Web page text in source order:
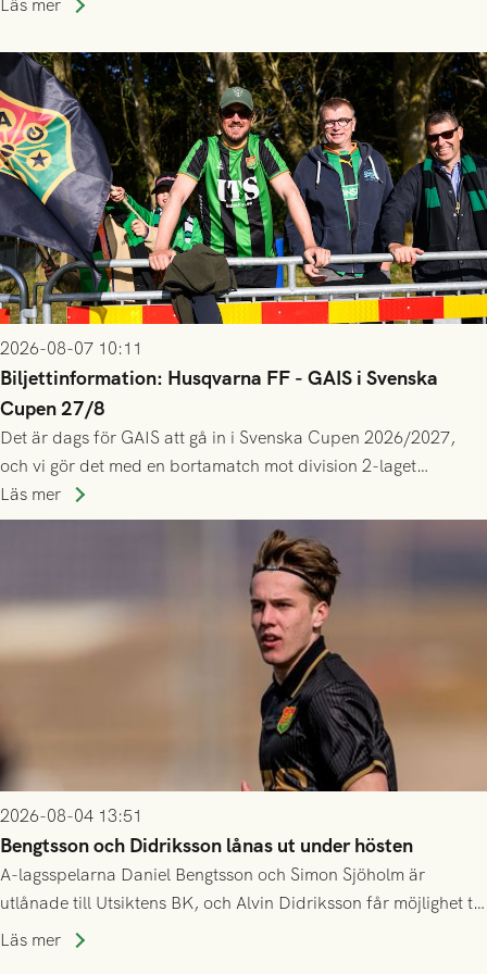
Läs mer
2026-08-07 10:11
Biljettinformation: Husqvarna FF - GAIS i Svenska
Cupen 27/8
Det är dags för GAIS att gå in i Svenska Cupen 2026/2027,
och vi gör det med en bortamatch mot division 2-laget
Husqvarna FF. Häng med och stötta grönsvart på plats!
Läs mer
2026-08-04 13:51
Bengtsson och Didriksson lånas ut under hösten
A-lagsspelarna Daniel Bengtsson och Simon Sjöholm är
utlånade till Utsiktens BK, och Alvin Didriksson får möjlighet till
speltid i Hestrafors genom föreningssamarbete.
Läs mer